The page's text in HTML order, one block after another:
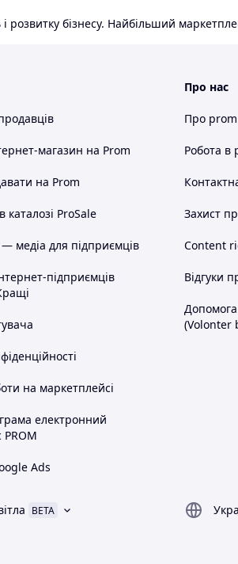
бізнесу. Найбільший
магазин на Prom
на Prom
каталозі ProSale
медіа для підприємців
підприємців
на маркетплейсі
електронний
Ads
Про нас
Про
Робота в
Захист
Content
Відгуки
(Volonter
BETA